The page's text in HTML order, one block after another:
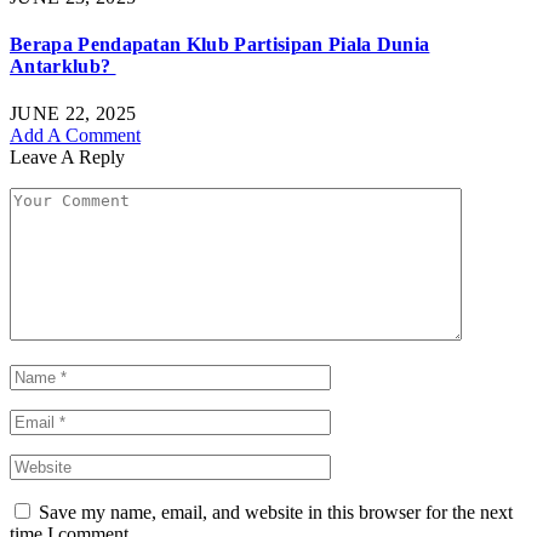
Berapa Pendapatan Klub Partisipan Piala Dunia
Antarklub?
JUNE 22, 2025
Add A Comment
Leave A Reply
Save my name, email, and website in this browser for the next